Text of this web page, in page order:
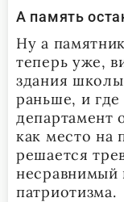
А память
Ну а
теперь уже,
здания
раньше, и где
департамент
как место на
решается
несравнимый
патриотизма.